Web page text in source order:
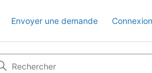
Envoyer une demande Connexion